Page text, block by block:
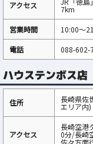
アクセス
7km
営業時間
10:00～
電話
088-602-
ハウステンボス店
住所 長崎県佐
エリア内)
アクセス
長崎空港
0分/長崎